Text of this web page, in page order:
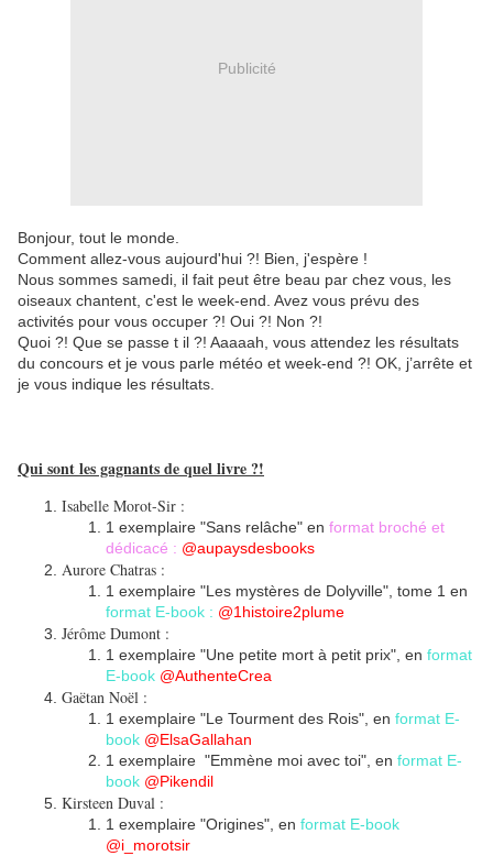
Publicité
Bonjour, tout le monde.
Comment allez-vous aujourd'hui ?! Bien, j'espère !
Nous sommes samedi, il fait peut être beau par chez vous, les
oiseaux chantent, c'est le week-end. Avez vous prévu des
activités pour vous occuper ?! Oui ?! Non ?!
Quoi ?! Que se passe t il ?! Aaaaah, vous attendez les résultats
du concours et je vous parle météo et week-end ?! OK, j’arrête et
je vous indique les résultats.
Qui sont les gagnants de quel livre ?!
Isabelle Morot-Sir :
1 exemplaire "Sans relâche" en format broché et
dédicacé : @aupaysdesbooks
Aurore Chatras :
1 exemplaire "Les mystères de Dolyville", tome 1 en
format E-book : @1histoire2plume
Jérôme Dumont :
1 exemplaire "Une petite mort à petit prix", en format
E-book @AuthenteCrea
Gaëtan Noël :
1 exemplaire "Le Tourment des Rois", en format E-
book @ElsaGallahan
1 exemplaire "Emmène moi avec toi", en format E-
book @Pikendil
Kirsteen Duval :
1 exemplaire "Origines", en format E-book
@i_morotsir